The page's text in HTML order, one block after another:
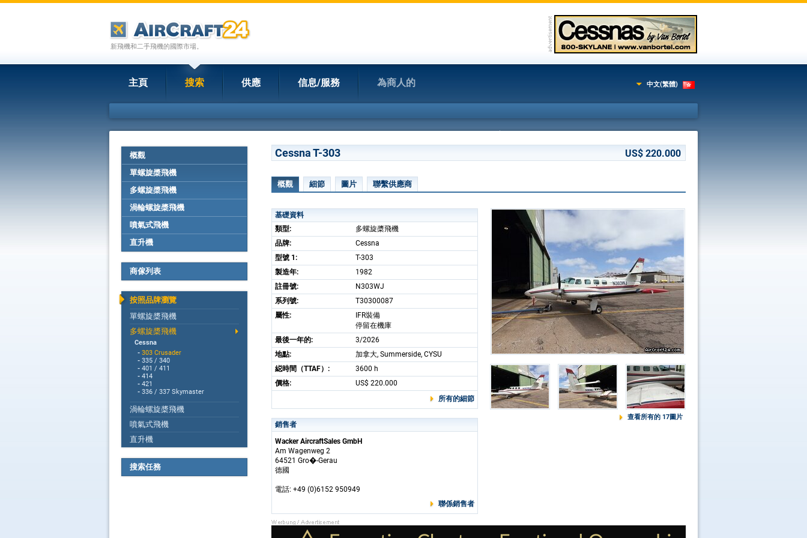
新飛機和二手飛機的國際市場。
主頁 搜索 供應 信息/服務 為商人的 中文(繁體)
概觀
單螺旋槳飛機
多螺旋槳飛機
渦輪螺旋槳飛機
噴氣式飛機
直升機
商傢列表
按照品牌瀏覽
單螺旋槳飛機
多螺旋槳飛機
Cessna
- 303 Crusader
- 335 / 340
- 401 / 411
- 414
- 421
- 336 / 337 Skymaster
渦輪螺旋槳飛機
噴氣式飛機
直升機
搜索任務
Cessna T-303 US$ 220.000
概觀 細節 圖片 聯繫供應商
基礎資料
類型:
多螺旋槳飛機
品牌:
Cessna
型號 1:
T-303
製造年:
1982
註冊號:
N303WJ
系列號:
T30300087
屬性:
IFR裝備
停留在機庫
最後一年的:
3/2026
地點:
加拿大, Summerside, CYSU
縂時間（TTAF）:
3600 h
價格:
US$ 220.000
所有的細節
銷售者
Wacker AircraftSales GmbH
Am Wagenweg 2
64521 Gro�-Gerau
德國
電話: +49 (0)6152 950949
聯係銷售者
查看所有的 17圖片